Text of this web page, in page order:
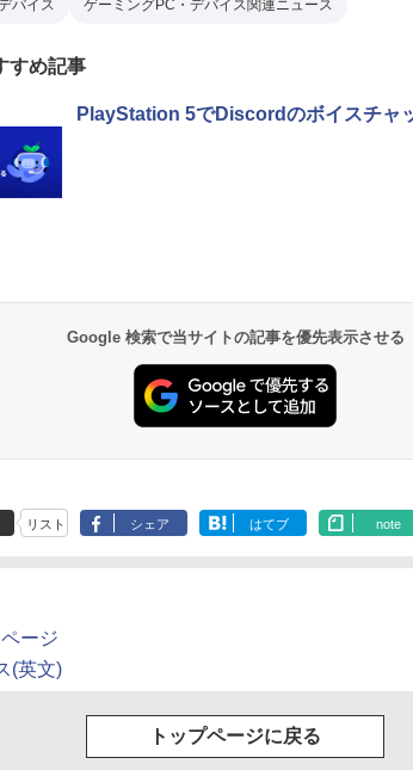
バイス ゲーミングPC・デバイス関連ニュース
すめ記事
PlayStation 5でDiscordのボイスチャ
Google 検索で当サイトの記事を優先表示させる
リスト シェア はてブ note
ージ
(英文)
トップページに戻る